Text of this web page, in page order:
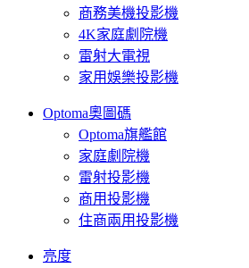
商務美機投影機
4K家庭劇院機
雷射大電視
家用娛樂投影機
Optoma奧圖碼
Optoma旗艦館
家庭劇院機
雷射投影機
商用投影機
住商兩用投影機
亮度